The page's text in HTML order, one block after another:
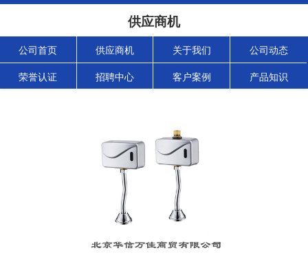
供应商机
公司首页 供应商机 关于我们 公司动态
荣誉认证 招聘中心 客户案例 产品知识